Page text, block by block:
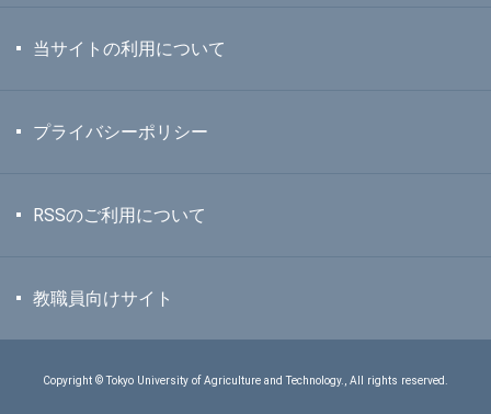
当サイトの利用について
プライバシーポリシー
RSSのご利用について
教職員向けサイト
Copyright © Tokyo University of Agriculture and Technology., All rights reserved.